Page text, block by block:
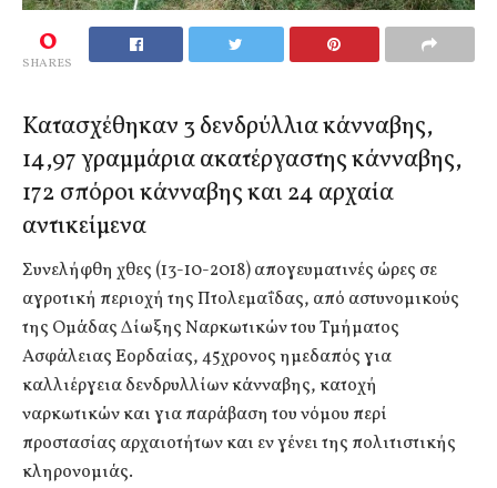
0
SHARES
Κατασχέθηκαν 3 δενδρύλλια κάνναβης,
14,97 γραμμάρια ακατέργαστης κάνναβης,
172 σπόροι κάνναβης και 24 αρχαία
αντικείμενα
Συνελήφθη χθες (13-10-2018) απογευματινές ώρες σε
αγροτική περιοχή της Πτολεμαΐδας, από αστυνομικούς
της Ομάδας Δίωξης Ναρκωτικών του Τμήματος
Ασφάλειας Εορδαίας, 45χρονος ημεδαπός για
καλλιέργεια δενδρυλλίων κάνναβης, κατοχή
ναρκωτικών και για παράβαση του νόμου περί
προστασίας αρχαιοτήτων και εν γένει της πολιτιστικής
κληρονομιάς.